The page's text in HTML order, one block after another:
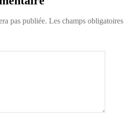
pas publiée. Les champs obligatoires